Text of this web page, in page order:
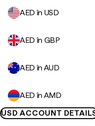
AED în USD
AED în GBP
AED în AUD
AED în AMD
USD ACCOUNT